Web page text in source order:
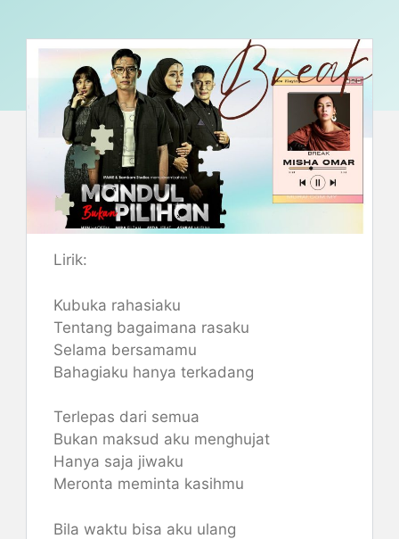
Lirik:
Kubuka rahasiaku
Tentang bagaimana rasaku
Selama bersamamu
Bahagiaku hanya terkadang
Terlepas dari semua
Bukan maksud aku menghujat
Hanya saja jiwaku
Meronta meminta kasihmu
Bila waktu bisa aku ulang